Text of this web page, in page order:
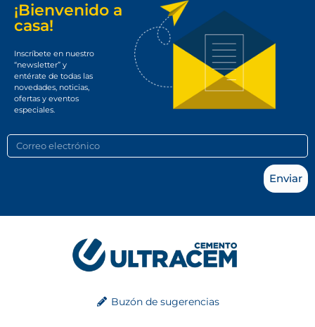
¡Bienvenido a
casa!
Inscríbete en nuestro
“newsletter” y
entérate de todas las
novedades, noticias,
ofertas y eventos
especiales.
Enviar
Buzón de sugerencias